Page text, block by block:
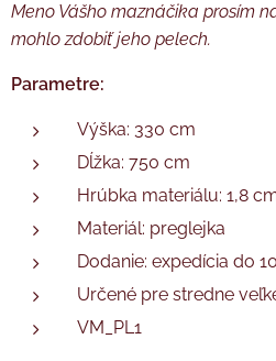
Meno Vášho maznáčika prosím
mohlo zdobiť jeho pelech.
Parametre:
Výška: 330 cm
Dĺžka: 750 cm
Hrúbka materiálu: 1,8
Materiál: preglejka
Dodanie: expedícia do
Určené pre stredne
VM_PL1